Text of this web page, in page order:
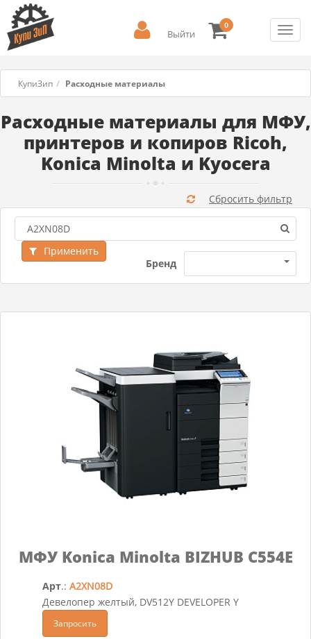
Выйти
0
КупиЗип Расходные материалы
Расходные материалы для МФУ,
принтеров и копиров Ricoh,
Konica Minolta и Kyocera
Бренд
Применить
Сбросить фильтр
МФУ Konica Minolta BIZHUB C554E
Арт.: A2XN08D
Девелопер желтый, DV512Y DEVELOPER Y
Запросить